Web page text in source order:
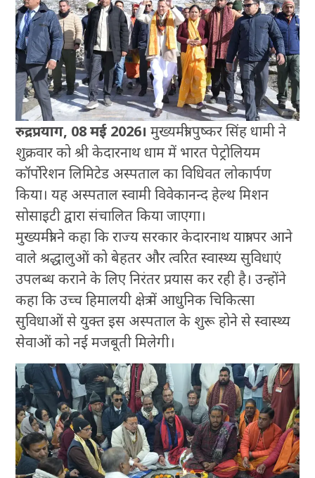
रुद्रप्रयाग, 08 मई 2026। मुख्यमंत्री पुष्कर सिंह धामी ने
शुक्रवार को श्री केदारनाथ धाम में भारत पेट्रोलियम
कॉर्पोरेशन लिमिटेड अस्पताल का विधिवत लोकार्पण
किया। यह अस्पताल स्वामी विवेकानन्द हेल्थ मिशन
सोसाइटी द्वारा संचालित किया जाएगा।
मुख्यमंत्री ने कहा कि राज्य सरकार केदारनाथ यात्रा पर आने
वाले श्रद्धालुओं को बेहतर और त्वरित स्वास्थ्य सुविधाएं
उपलब्ध कराने के लिए निरंतर प्रयास कर रही है। उन्होंने
कहा कि उच्च हिमालयी क्षेत्र में आधुनिक चिकित्सा
सुविधाओं से युक्त इस अस्पताल के शुरू होने से स्वास्थ्य
सेवाओं को नई मजबूती मिलेगी।